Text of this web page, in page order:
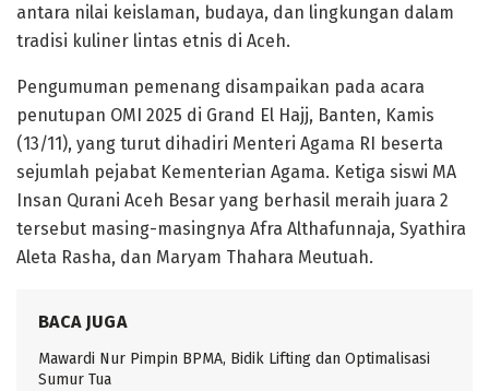
antara nilai keislaman, budaya, dan lingkungan dalam
tradisi kuliner lintas etnis di Aceh.
Pengumuman pemenang disampaikan pada acara
penutupan OMI 2025 di Grand El Hajj, Banten, Kamis
(13/11), yang turut dihadiri Menteri Agama RI beserta
sejumlah pejabat Kementerian Agama. Ketiga siswi MA
Insan Qurani Aceh Besar yang berhasil meraih juara 2
tersebut masing-masingnya Afra Althafunnaja, Syathira
Aleta Rasha, dan Maryam Thahara Meutuah.
BACA JUGA
Mawardi Nur Pimpin BPMA, Bidik Lifting dan Optimalisasi
Sumur Tua